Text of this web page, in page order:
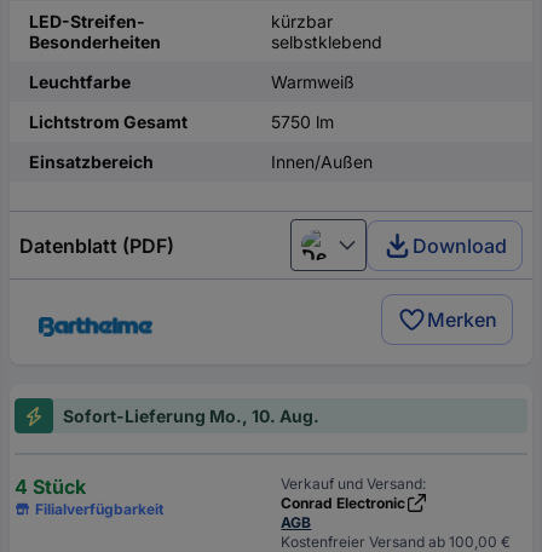
LED-Streifen-
Besonderheiten
kürzbar
selbstklebend
Leuchtfarbe
Warmweiß
Lichtstrom Gesamt
5750 lm
Einsatzbereich
Innen/Außen
Datenblatt (PDF) Deutsch (Deutschland)
Download
Merken
Sofort-Lieferung Mo., 10. Aug.
4 Stück
Filialverfügbarkeit
Verkauf und Versand:
Conrad Electronic
AGB
Kostenfreier Versand ab 100,00 €